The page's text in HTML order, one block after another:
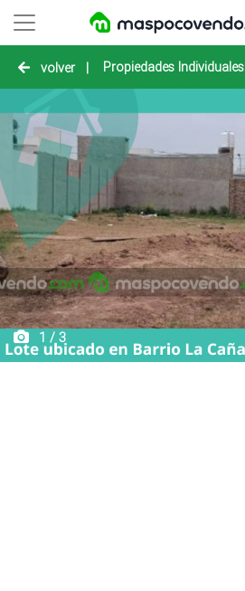
volver | Propiedades Individuales
1 / 3